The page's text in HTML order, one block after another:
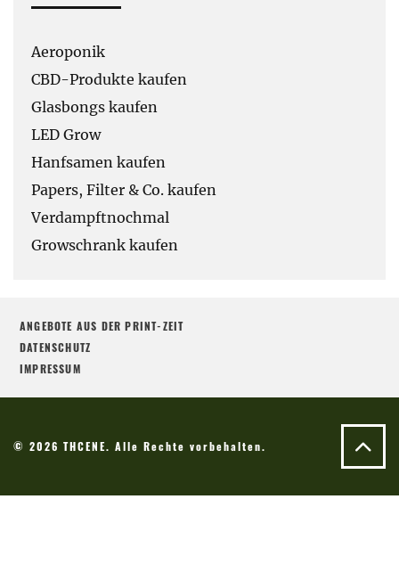
Aeroponik
CBD-Produkte kaufen
Glasbongs kaufen
LED Grow
Hanfsamen kaufen
Papers, Filter & Co. kaufen
Verdampftnochmal
Growschrank kaufen
ANGEBOTE AUS DER PRINT-ZEIT
DATENSCHUTZ
IMPRESSUM
© 2026 THCENE. Alle Rechte vorbehalten.